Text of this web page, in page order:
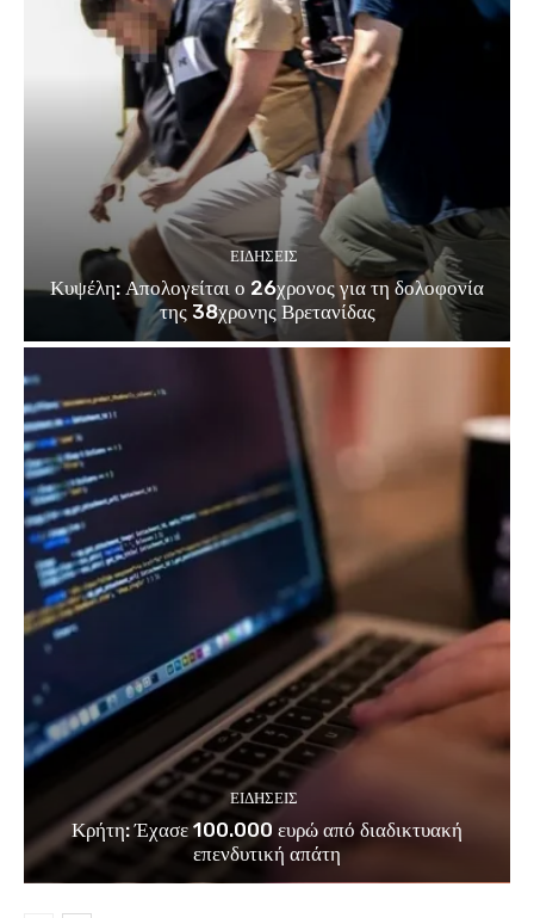
ΕΙΔΗΣΕΙΣ
Κυψέλη: Απολογείται ο 26χρονος για τη δολοφονία
της 38χρονης Βρετανίδας
ΕΙΔΗΣΕΙΣ
Κρήτη: Έχασε 100.000 ευρώ από διαδικτυακή
επενδυτική απάτη